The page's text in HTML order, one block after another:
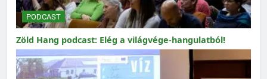
PODCAST
Zöld Hang podcast: Elég a világvége-hangulatból!